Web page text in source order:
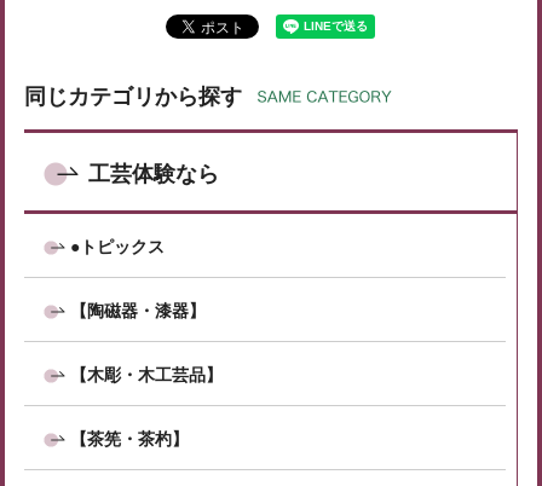
同じカテゴリから探す
工芸体験なら
●トピックス
【陶磁器・漆器】
【木彫・木工芸品】
【茶筅・茶杓】